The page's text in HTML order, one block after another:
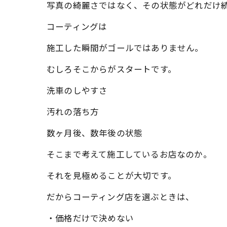
写真の綺麗さではなく、その状態がどれだけ
コーティングは
施工した瞬間がゴールではありません。
むしろそこからがスタートです。
洗車のしやすさ
汚れの落ち方
数ヶ月後、数年後の状態
そこまで考えて施工しているお店なのか。
それを見極めることが大切です。
だからコーティング店を選ぶときは、
・価格だけで決めない